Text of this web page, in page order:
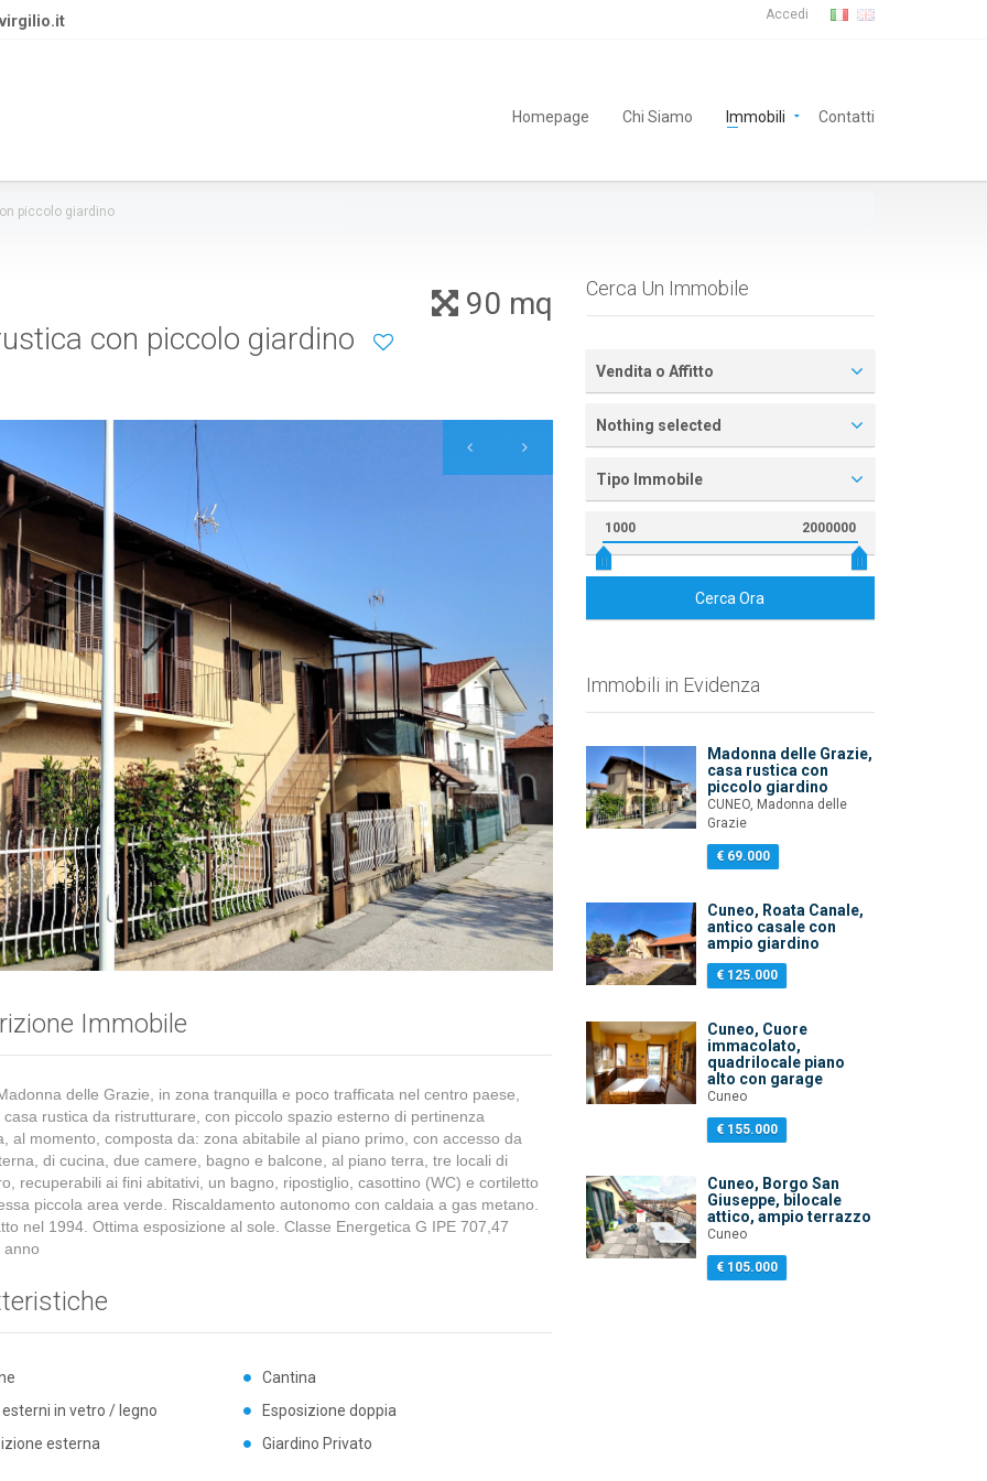
Accedi
Homepage Chi Siamo Immobili Contatti
piccolo giardino
con piccolo giardino
90 mq
Foto
Immobile
delle Grazie, in zona tranquilla e poco trafficata nel centro paese,
casa rustica da ristrutturare, con piccolo spazio esterno di pertinenza
al momento, composta da: zona abitabile al piano primo, con accesso da
di cucina, due camere, bagno e balcone, al piano terra, tre locali di
recuperabili ai fini abitativi, un bagno, ripostiglio, casottino (WC) e cortiletto
piccola area verde. Riscaldamento autonomo con caldaia a gas metano.
nel 1994. Ottima esposizione al sole. Classe Energetica G IPE 707,47
anno
Cantina
esterni in vetro / legno
Esposizione doppia
esterna
Giardino Privato
Cerca Un Immobile
Vendita o Affitto
Nothing selected
Tipo Immobile
1000 2000000
Cerca Ora
Immobili in Evidenza
Madonna delle Grazie,
casa rustica con
piccolo giardino
CUNEO, Madonna delle
Grazie
€ 69.000
Cuneo, Roata Canale,
antico casale con
ampio giardino
€ 125.000
Cuneo, Cuore
immacolato,
quadrilocale piano
alto con garage
Cuneo
€ 155.000
Cuneo, Borgo San
Giuseppe, bilocale
attico, ampio terrazzo
Cuneo
€ 105.000